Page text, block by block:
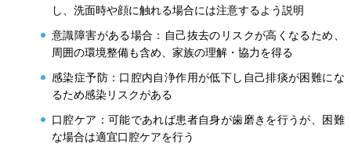
し、洗面時や顔に触れる場合には注意するよう説明
意識障害がある場合：自己抜去のリスクが高くなるため、
周囲の環境整備も含め、家族の理解・協力を得る
感染症予防：口腔内自浄作用が低下し自己排痰が困難にな
るため感染リスクがある
口腔ケア：可能であれば患者自身が歯磨きを行うが、困難
な場合は適宜口腔ケアを行う